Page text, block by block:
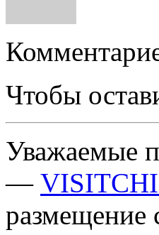
Чтобы
Уважаемые
—
размещение